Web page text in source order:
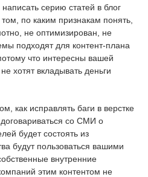
серию статей в блог
том, по каким признакам понять,
не оптимизирован, не
подходят для контент-плана
что интересны вашей
хотят вкладывать деньги
как исправлять баги в верстке
со СМИ о
будет состоять из
будут пользоваться вашими
внутренние
этим контентом не